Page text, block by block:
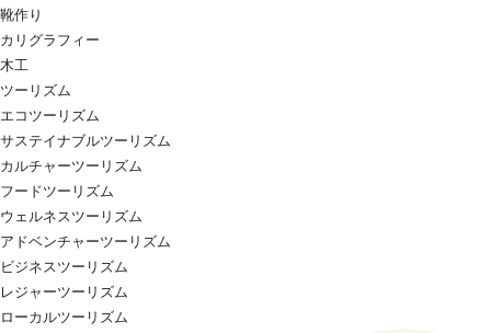
靴作り
カリグラフィー
木工
ツーリズム
エコツーリズム
サステイナブルツーリズム
カルチャーツーリズム
フードツーリズム
ウェルネスツーリズム
アドベンチャーツーリズム
ビジネスツーリズム
レジャーツーリズム
ローカルツーリズム